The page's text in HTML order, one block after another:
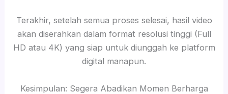
Terakhir, setelah semua proses selesai, hasil video
akan diserahkan dalam format resolusi tinggi (Full
HD atau 4K) yang siap untuk diunggah ke platform
digital manapun.
Kesimpulan: Segera Abadikan Momen Berharga